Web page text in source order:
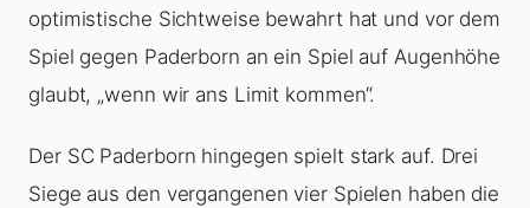
optimistische Sichtweise bewahrt hat und vor dem
Spiel gegen Paderborn an ein Spiel auf Augenhöhe
glaubt, „wenn wir ans Limit kommen“.
Der SC Paderborn hingegen spielt stark auf. Drei
Siege aus den vergangenen vier Spielen haben die